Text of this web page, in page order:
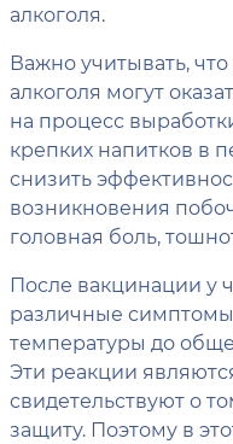
алкоголя.
Важно учитывать,
алкоголя могут
на процесс
крепких напитков в
снизить
возникновения
головная боль,
После вакцинации у
различные
температуры до
Эти реакции
свидетельствуют о
защиту. Поэтому в